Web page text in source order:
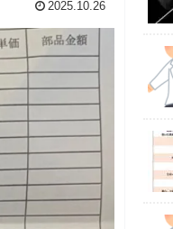
2025.10.26